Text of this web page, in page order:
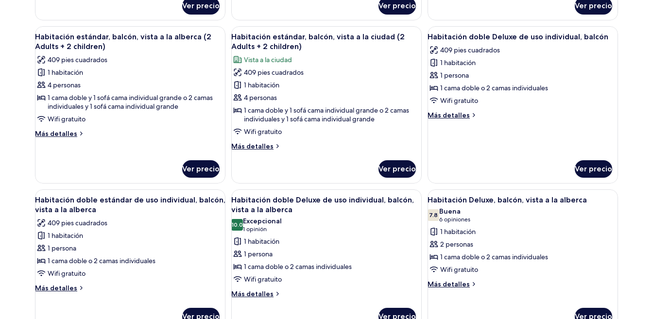
vista
la
alberca
(3
Adults)
Ver precio
+
1
child)
estándar,
balcón,
vista
a
alberca
(2
Adults
+
Ver precio
Adults
2
children)
Ver precio
Abrir
todas
las
fotos
de
Habitación
estándar,
balcón,
vista
a
Adults
+
2
children)
Un hotel con piscina, palmeras y vistas a las montañas.
5
Habitación estándar, balcón, vista a la alberca (2
Adults + 2 children)
409 pies cuadrados
1 habitación
4 personas
1 cama doble y 1 sofá cama individual grande o 2 camas
individuales y 1 sofá cama individual grande
Wifi gratuito
Más detalles
Más
balcón,
vista
a
la
alberca
(2
Adults
+
2
Ver precio
Abrir
todas
las
fotos
de
Habitación
estándar,
balcón,
vista
a
la
Adults
+
2
children)
Habitación de hotel con una cama grande, un escritorio con computadora, televisor y zona de estar con sillas.
4
Habitación estándar, balcón, vista a la ciudad (2
Adults + 2 children)
Vista a la ciudad
409 pies cuadrados
1 habitación
4 personas
1 cama doble y 1 sofá cama individual grande o 2 camas
individuales y 1 sofá cama individual grande
Wifi gratuito
Más detalles
Más
estándar,
balcón,
vista
a
ciudad
(2
Adults
+
2
children)
Ver precio
Abrir
todas
las
fotos
de
Habitación
doble
de
Habitación de hotel con dos camas, un
5
Habitación doble Deluxe de uso individual, balcón
409 pies cuadrados
1 habitación
1 persona
1 cama doble o 2 camas individuales
Wifi gratuito
Más detalles
Más
uso
individual,
balcón
Ver precio
Abrir
todas
las
fotos
de
Habitación
doble
estándar
de
uso
Un hotel con piscina, palmeras y vistas a las montañas.
5
Habitación doble estándar de uso individual, balcón,
vista a la alberca
409 pies cuadrados
1 habitación
1 persona
1 cama doble o 2 camas individuales
Wifi gratuito
Más detalles
Más
Ver precio
Abrir
todas
las
fotos
de
Habitación
doble
Deluxe
de
uso
Un hotel con piscina, palmeras y vistas a las montañas.
4
Habitación doble Deluxe de uso individual, balcón,
vista a la alberca
10.010.0 de 10
Excepcional
1 opinión
(1
opinión)
1 habitación
1 persona
1 cama doble o 2 camas individuales
Wifi gratuito
Más detalles
Más
Ver precio
Abrir
todas
las
fotos
de
Habitación
Deluxe,
balcón,
vista
Un hotel con piscina, palmeras y vistas a las
4
Habitación Deluxe, balcón, vista a la alberca
7.87.8 de 10
Buena
6 opiniones
(6
opiniones)
1 habitación
2 personas
1 cama doble o 2 camas individuales
Wifi gratuito
Más detalles
Más
Ver precio